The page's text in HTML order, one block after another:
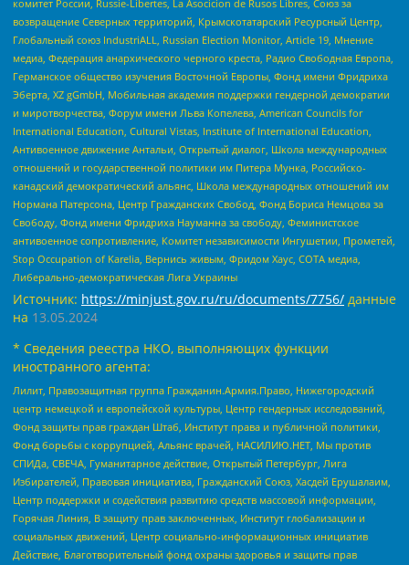
комитет России, Russie-Libertes, La Asocicion de Rusos Libres, Союз за
возвращение Северных территорий, Крымскотатарский Ресурсный Центр,
Глобальный союз IndustriALL, Russian Election Monitor, Article 19, Мнение
медиа, Федерация анархического черного креста, Радио Свободная Европа,
Германское общество изучения Восточной Европы, Фонд имени Фридриха
Эберта, XZ gGmbH, Мобильная академия поддержки гендерной демократии
и миротворчества, Форум имени Льва Копелева, American Councils for
International Education, Cultural Vistas, Institute of International Education,
Антивоенное движение Антальи, Открытый диалог, Школа международных
отношений и государственной политики им Питера Мунка, Российско-
канадский демократический альянс, Школа международных отношений им
Нормана Патерсона, Центр Гражданских Свобод, Фонд Бориса Немцова за
Свободу, Фонд имени Фридриха Науманна за свободу, Феминистское
антивоенное сопротивление, Комитет независимости Ингушетии, Прометей,
Stop Occupation of Karelia, Вернись живым, Фридом Хаус, СОТА медиа,
Либерально-демократическая Лига Украины
Источник: https://minjust.gov.ru/ru/documents/7756/ данные
на 13.05.2024
* Сведения реестра НКО, выполняющих функции
иностранного агента:
Лилит, Правозащитная группа Гражданин.Армия.Право, Нижегородский
центр немецкой и европейской культуры, Центр гендерных исследований,
Фонд защиты прав граждан Штаб, Институт права и публичной политики,
Фонд борьбы с коррупцией, Альянс врачей, НАСИЛИЮ.НЕТ, Мы против
СПИДа, СВЕЧА, Гуманитарное действие, Открытый Петербург, Лига
Избирателей, Правовая инициатива, Гражданский Союз, Хасдей Ерушалаим,
Центр поддержки и содействия развитию средств массовой информации,
Горячая Линия, В защиту прав заключенных, Институт глобализации и
социальных движений, Центр социально-информационных инициатив
Действие, Благотворительный фонд охраны здоровья и защиты прав